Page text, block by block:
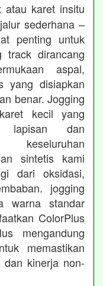
atau karet insitu
sederhana –
penting untuk
track dirancang
aspal,
yang disiapkan
benar. Jogging
kecil yang
lapisan dan
keseluruhan
sintetis kami
dari oksidasi,
jogging
warna standar
ColorPlus
mengandung
memastikan
dan kinerja non-